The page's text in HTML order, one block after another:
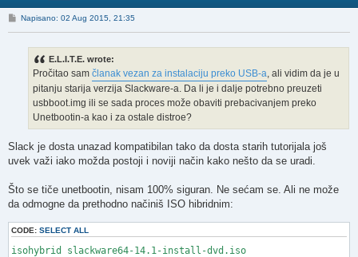
PNapisano: 02 Aug 2015, 21:35
E.L.I.T.E. wrote:
Pročitao sam članak vezan za instalaciju preko USB-a, ali vidim da je u
pitanju starija verzija Slackware-a. Da li je i dalje potrebno preuzeti
usbboot.img ili se sada proces može obaviti prebacivanjem preko
Unetbootin-a kao i za ostale distroe?
Slack je dosta unazad kompatibilan tako da dosta starih tutorijala još
uvek važi iako možda postoji i noviji način kako nešto da se uradi.
Što se tiče unetbootin, nisam 100% siguran. Ne sećam se. Ali ne može
da odmogne da prethodno načiniš ISO hibridnim:
CODE: SELECT ALL
isohybrid slackware64-14.1-install-dvd.iso